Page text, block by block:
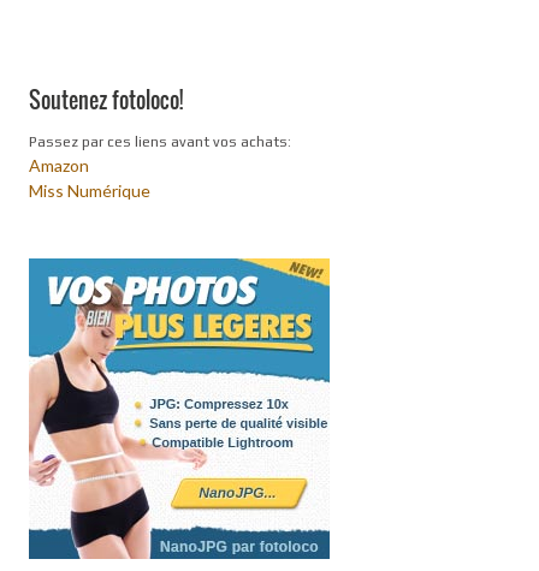
Soutenez fotoloco!
Passez par ces liens avant vos achats:
Amazon
Miss Numérique